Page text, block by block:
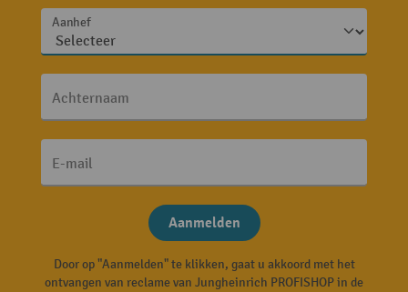
Aanhef
Achternaam
E-mail
Aanmelden
Door op "Aanmelden" te klikken, gaat u akkoord met het
ontvangen van reclame van Jungheinrich PROFISHOP in de